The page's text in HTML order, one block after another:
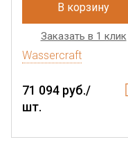
В корзину
Заказать в 1 клик
Wassercraft
71 094 руб./
шт.